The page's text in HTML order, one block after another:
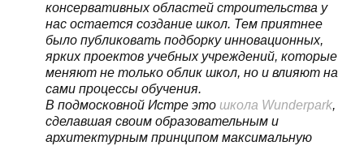
консервативных областей строительства у
нас остается создание школ. Тем приятнее
было публиковать подборку инновационных,
ярких проектов учебных учреждений, которые
меняют не только облик школ, но и влияют на
сами процессы обучения.
В подмосковной Истре это школа Wunderpark,
сделавшая своим образовательным и
архитектурным принципом максимальную